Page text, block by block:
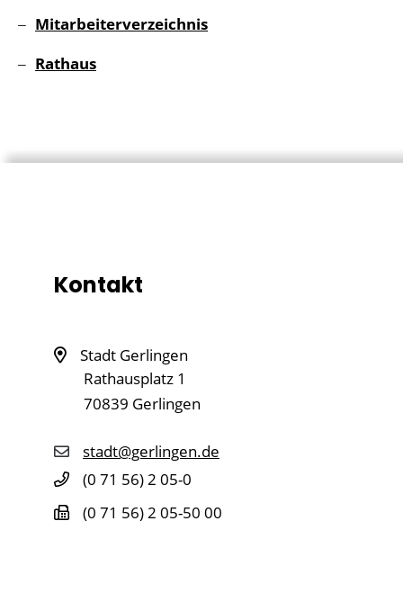
Mitarbeiterverzeichnis
Rathaus
Kontakt
Stadt Gerlingen
Rathausplatz 1
70839 Gerlingen
stadt@gerlingen.de
(0 71 56) 2 05-0
(0 71 56) 2 05-50 00